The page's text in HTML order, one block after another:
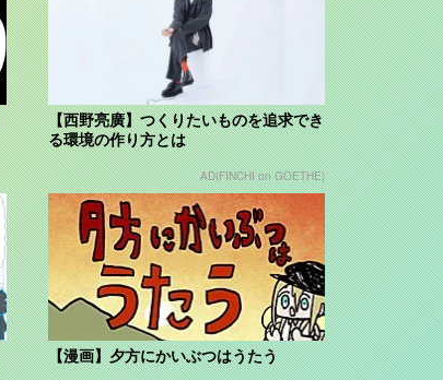
【西野亮廣】つくりたいものを追求でき
る環境の作り方とは
AD(FINCHI on GOETHE)
【漫画】夕方にかいぶつはうたう